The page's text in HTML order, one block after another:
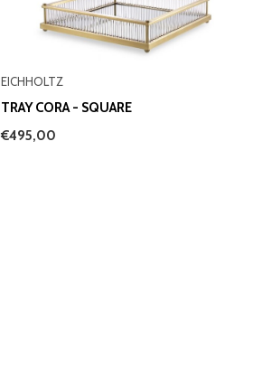
EICHHOLTZ
TRAY CORA - SQUARE
€495,00